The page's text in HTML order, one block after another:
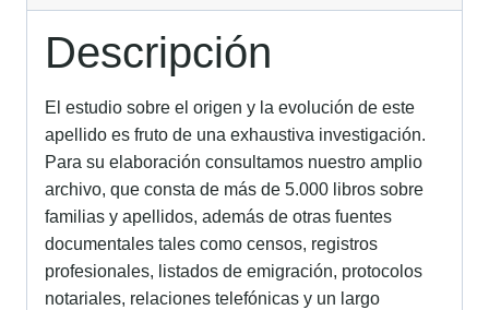
Descripción
El estudio sobre el origen y la evolución de este
apellido es fruto de una exhaustiva investigación.
Para su elaboración consultamos nuestro amplio
archivo, que consta de más de 5.000 libros sobre
familias y apellidos, además de otras fuentes
documentales tales como censos, registros
profesionales, listados de emigración, protocolos
notariales, relaciones telefónicas y un largo